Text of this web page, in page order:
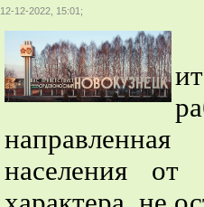
12-12-2022, 15:01;
населения от